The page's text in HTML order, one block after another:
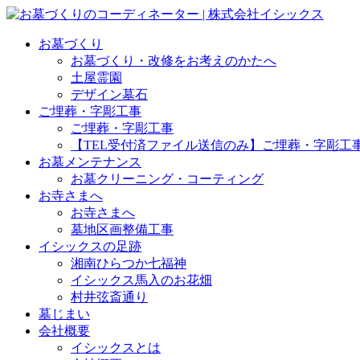
お墓づくり
お墓づくり・改修をお考えのかたへ
土屋霊園
デザイン墓石
ご埋葬・字彫工事
ご埋葬・字彫工事
【TEL受付済ファイル送信のみ】ご埋葬・字彫工
お墓メンテナンス
お墓クリーニング・コーティング
お寺さまへ
お寺さまへ
墓地区画整備工事
イシックスの足跡
湘南ひらつか七福神
イシックス馬入のお花畑
村井弦斎通り
墓じまい
会社概要
イシックスとは